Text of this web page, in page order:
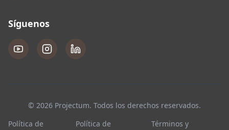
Síguenos
© 2026 Projectum. Todos los derechos reservados.
Política de
Política de
Términos y